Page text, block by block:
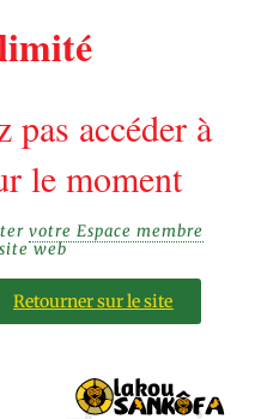
pas accéder à
le moment
votre Espace membre
web
Retourner sur le site